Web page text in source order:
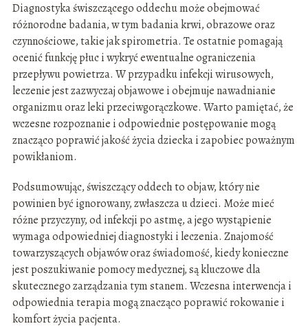
Diagnostyka świszczącego oddechu może obejmować
różnorodne badania, w tym badania krwi, obrazowe oraz
czynnościowe, takie jak spirometria. Te ostatnie pomagają
ocenić funkcję płuc i wykryć ewentualne ograniczenia
przepływu powietrza. W przypadku infekcji wirusowych,
leczenie jest zazwyczaj objawowe i obejmuje nawadnianie
organizmu oraz leki przeciwgorączkowe. Warto pamiętać, że
wczesne rozpoznanie i odpowiednie postępowanie mogą
znacząco poprawić jakość życia dziecka i zapobiec poważnym
powikłaniom.
Podsumowując, świszczący oddech to objaw, który nie
powinien być ignorowany, zwłaszcza u dzieci. Może mieć
różne przyczyny, od infekcji po astmę, a jego wystąpienie
wymaga odpowiedniej diagnostyki i leczenia. Znajomość
towarzyszących objawów oraz świadomość, kiedy konieczne
jest poszukiwanie pomocy medycznej, są kluczowe dla
skutecznego zarządzania tym stanem. Wczesna interwencja i
odpowiednia terapia mogą znacząco poprawić rokowanie i
komfort życia pacjenta.